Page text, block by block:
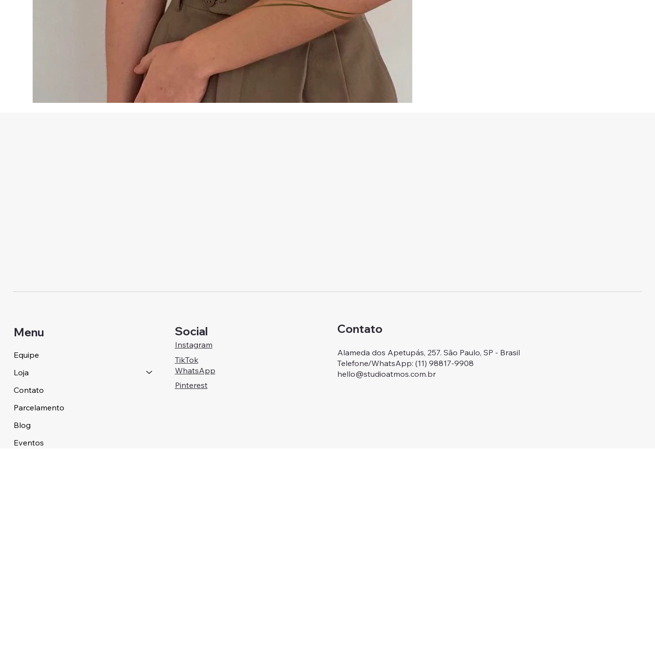
Contato
Alameda dos Apetupás, 257. São Paulo, SP - Brasil
Telefone/WhatsApp: ‭(11) 98817-9908
hello@studioatmos.com.br
Menu
Equipe
Loja
Contato
Parcelamento
Blog
Eventos
Social
Instagram
TikTok
WhatsApp
Pinterest